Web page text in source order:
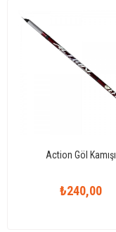
Action Göl Kamışı
₺240,00